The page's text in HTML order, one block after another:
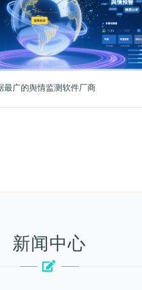
最广的舆情监测软件厂商
新闻中心